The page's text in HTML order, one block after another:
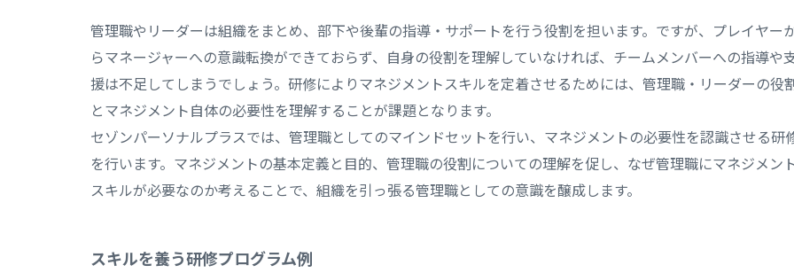
管理職やリーダーは組織をまとめ、部下や後輩の指導・サポートを行う役割を担います。ですが、プレイヤー
らマネージャーへの意識転換ができておらず、自身の役割を理解していなければ、チームメンバーへの指導や
援は不足してしまうでしょう。研修によりマネジメントスキルを定着させるためには、管理職・リーダーの役
とマネジメント自体の必要性を理解することが課題となります。
セゾンパーソナルプラスでは、管理職としてのマインドセットを行い、マネジメントの必要性を認識させる研
を行います。マネジメントの基本定義と目的、管理職の役割についての理解を促し、なぜ管理職にマネジメン
スキルが必要なのか考えることで、組織を引っ張る管理職としての意識を醸成します。
スキルを養う研修プログラム例